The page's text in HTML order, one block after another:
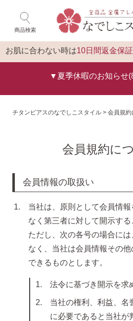
商品検索
お肌に合わない時は10日間返金保
▼夏季休暇のお知らせ
ゲスト 様 こんにちは
チタンピアスのなでしこスタイル 会員規約
会員規約に
会員情報の取扱い
当社は、原則として会員情
なく第三者に対して開示する
ただし、次の各号の場合に
なく、当社は会員情報その
できるものとします。
法令に基づき開示を求
当社の権利、利益、名
に必要であると当社が